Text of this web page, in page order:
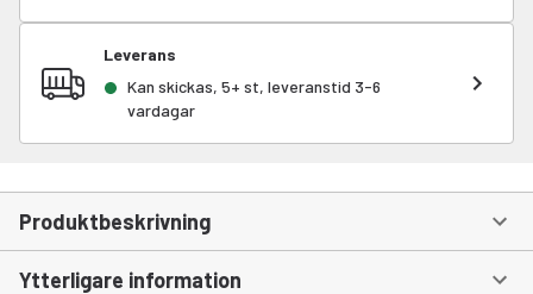
Leverans
Kan skickas, 5+ st, leveranstid 3-6
vardagar
Produktbeskrivning
Ytterligare information